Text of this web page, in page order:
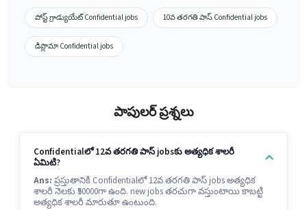
పోస్ట్ గ్రాడ్యుయేట్ Confidential jobs 10వ తరగతి పాస్ Confidential jobs
డిప్లొమా Confidential jobs
పాపులర్ ప్రశ్నలు
Confidentialలో 12వ తరగతి పాస్ jobsకు అత్యధిక శాలరీ
ఏమిటి?
Ans: ప్రస్తుతానికి Confidentialలో 12వ తరగతి పాస్ jobs అత్యధిక
శాలరీ నెలకు ₹50000గా ఉంది. new jobs తరచుగా వస్తుంటాయి కాబట్టి
అత్యధిక శాలరీ మారుతూ ఉంటుంది.